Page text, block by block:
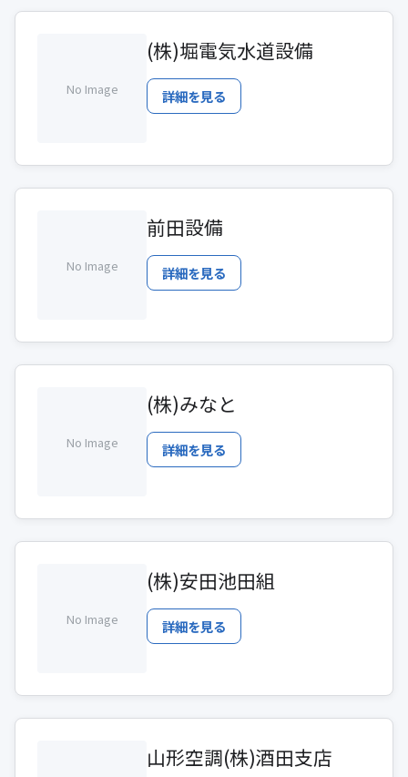
No Image
(株)堀電気水道設備
詳細を見る
No Image
前田設備
詳細を見る
No Image
(株)みなと
詳細を見る
No Image
(株)安田池田組
詳細を見る
山形空調(株)酒田支店